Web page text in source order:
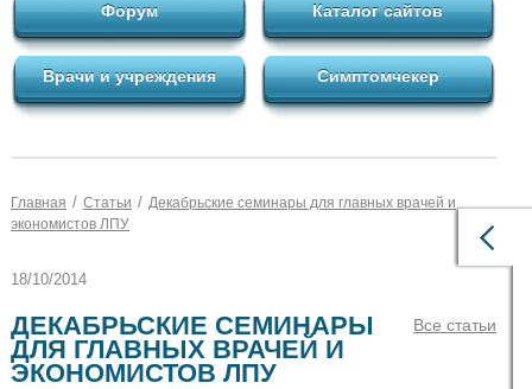
Форум Каталог сайтов
Врачи и учреждения Симптомчекер
Главная / Статьи / Декабрьские семинары для главных врачей и
экономистов ЛПУ
18/10/2014
Все статьи
ДЕКАБРЬСКИЕ СЕМИНАРЫ
ДЛЯ ГЛАВНЫХ ВРАЧЕЙ И
ЭКОНОМИСТОВ ЛПУ